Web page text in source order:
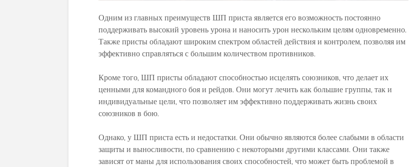
Одним из главных преимуществ ШП приста является его возможность постоянно
поддерживать высокий уровень урона и наносить урон нескольким целям одновременно.
Также присты обладают широким спектром областей действия и контролем, позволяя им
эффективно справляться с большим количеством противников.
Кроме того, ШП присты обладают способностью исцелять союзников, что делает их
ценными для командного боя и рейдов. Они могут лечить как большие группы, так и
индивидуальные цели, что позволяет им эффективно поддерживать жизнь своих
союзников в бою.
Однако, у ШП приста есть и недостатки. Они обычно являются более слабыми в области
защиты и выносливости, по сравнению с некоторыми другими классами. Они также
зависят от маны для использования своих способностей, что может быть проблемой в